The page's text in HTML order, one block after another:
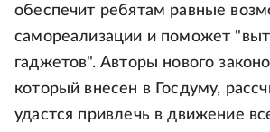
обеспечит ребятам равные
самореализации и поможет
гаджетов". Авторы нового
который внесен в Госдуму,
удастся привлечь в движение